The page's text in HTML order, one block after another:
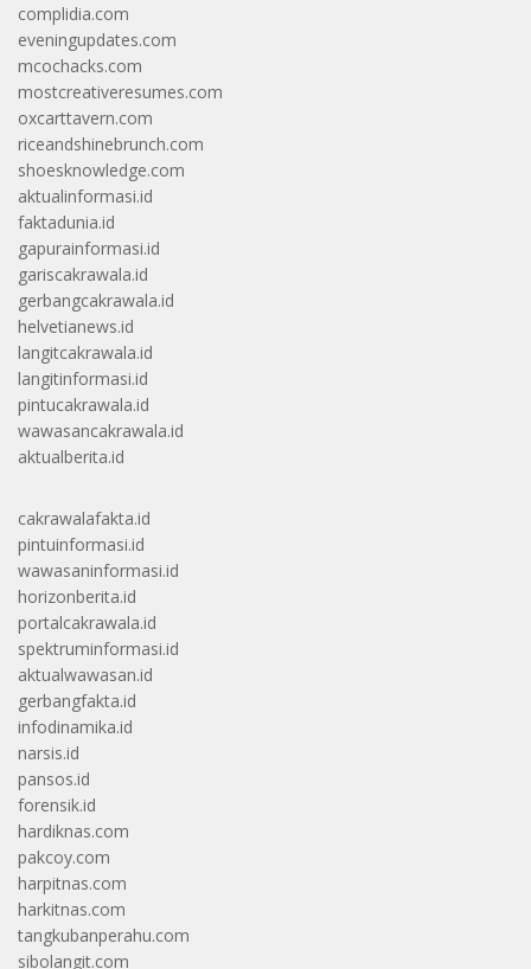
complidia.com
eveningupdates.com
mcochacks.com
mostcreativeresumes.com
oxcarttavern.com
riceandshinebrunch.com
shoesknowledge.com
aktualinformasi.id
faktadunia.id
gapurainformasi.id
gariscakrawala.id
gerbangcakrawala.id
helvetianews.id
langitcakrawala.id
langitinformasi.id
pintucakrawala.id
wawasancakrawala.id
aktualberita.id
cakrawalafakta.id
pintuinformasi.id
wawasaninformasi.id
horizonberita.id
portalcakrawala.id
spektruminformasi.id
aktualwawasan.id
gerbangfakta.id
infodinamika.id
narsis.id
pansos.id
forensik.id
hardiknas.com
pakcoy.com
harpitnas.com
harkitnas.com
tangkubanperahu.com
sibolangit.com